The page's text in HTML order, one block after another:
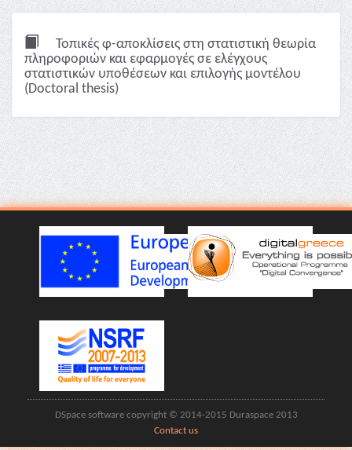
Τοπικές φ-αποκλίσεις στη στατιστική θεωρία
πληροφοριών και εφαρμογές σε ελέγχους
στατιστικών υποθέσεων και επιλογής μοντέλου
(Doctoral thesis)
DSpace software copyright © 2014-2015 Duraspace 2013
Contact us